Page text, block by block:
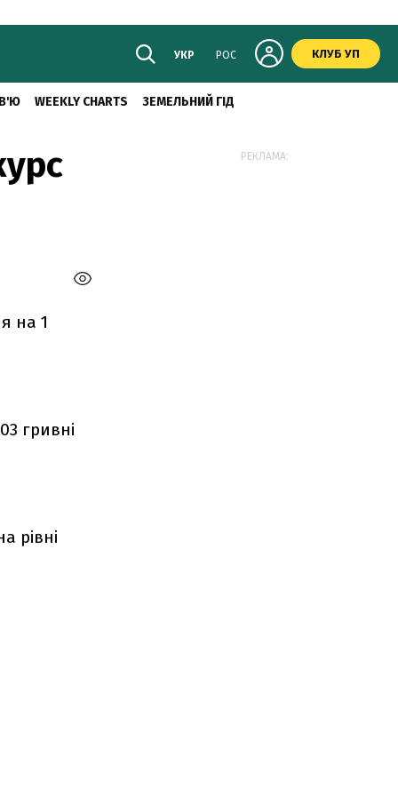
УКР РОС КЛУБ УП
WEEKLY CHARTS ЗЕМЕЛЬНИЙ ГІД
на 1
гривні
рівні
РЕКЛАМА: